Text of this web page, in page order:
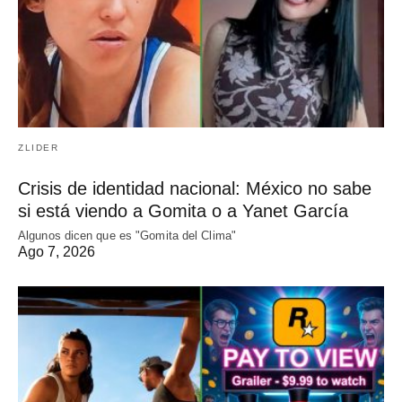
ZLIDER
Crisis de identidad nacional: México no sabe
si está viendo a Gomita o a Yanet García
Algunos dicen que es "Gomita del Clima"
Ago 7, 2026